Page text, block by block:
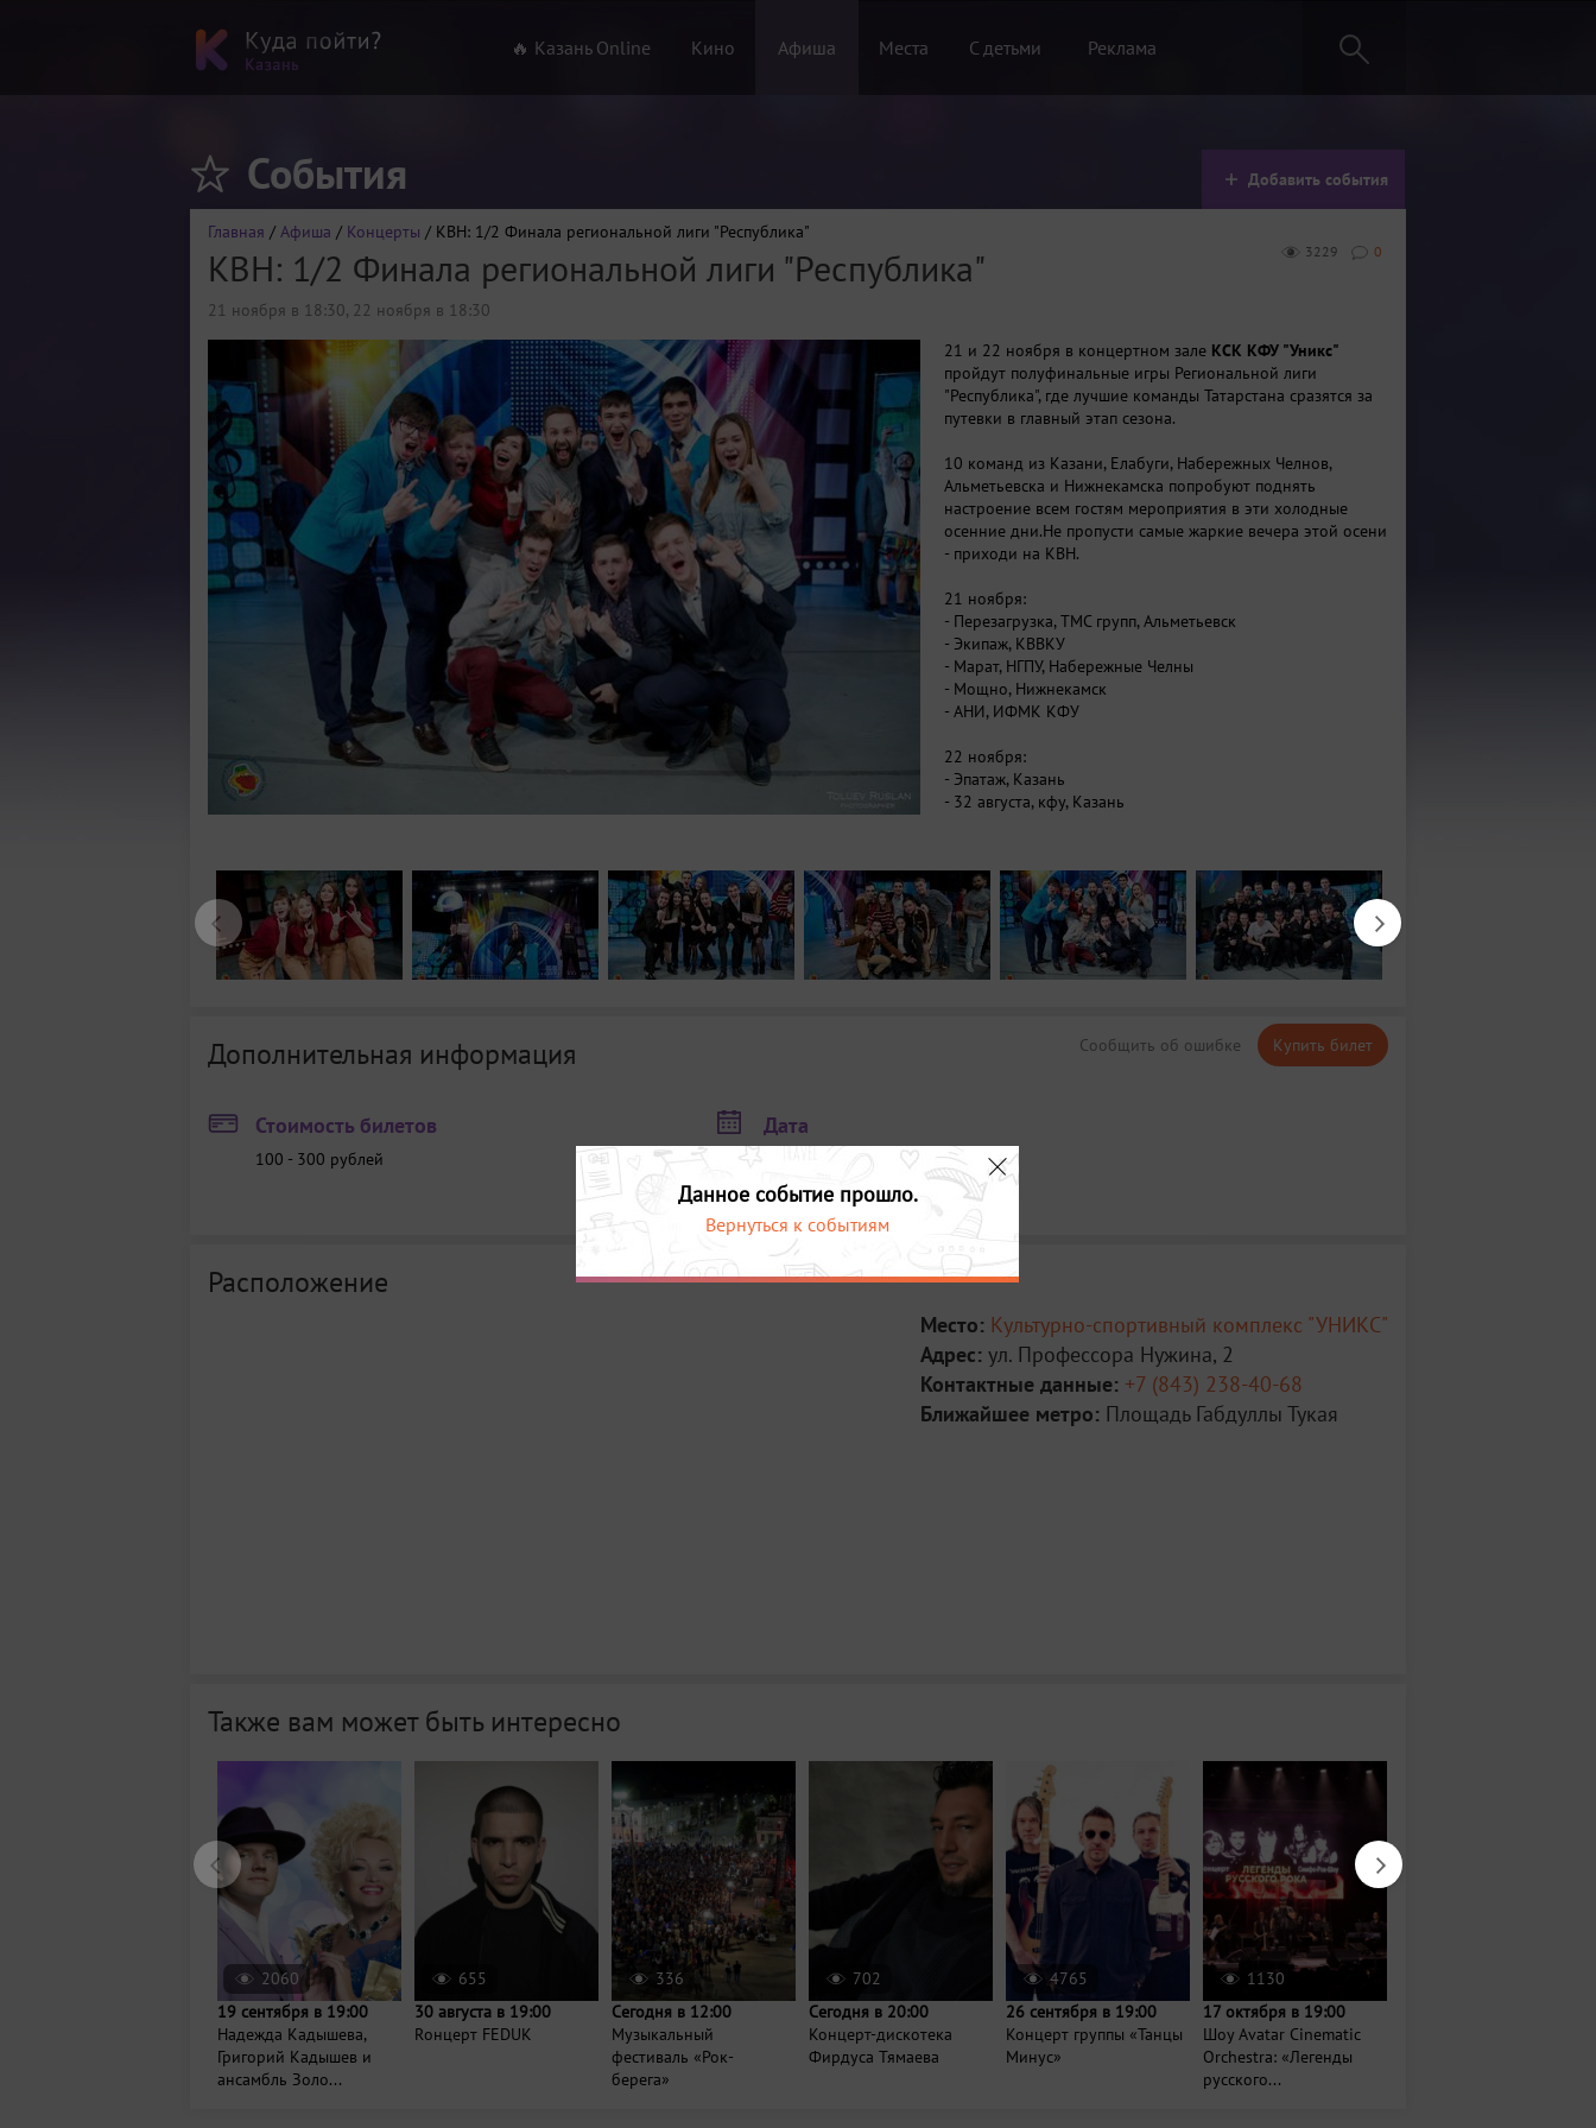
🔥 Казань Online Кино Афиша Места С детьми Реклама
События Добавить события
Главная / Афиша / Концерты / КВН: 1/2 Финала региональной лиги "Республика"
0
3229
КВН: 1/2 Финала региональной лиги "Республика"
21 ноября в 18:30, 22 ноября в 18:30
21 и 22 ноября в концертном зале КСК КФУ "Уникс"
пройдут полуфинальные игры Региональной лиги
"Республика", где лучшие команды Татарстана сразятся за
путевки в главный этап сезона.
10 команд из Казани, Елабуги, Набережных Челнов,
Альметьевска и Нижнекамска попробуют поднять
настроение всем гостям мероприятия в эти холодные
осенние дни.Не пропусти самые жаркие вечера этой осени
- приходи на КВН.
21 ноября:
- Перезагрузка, ТМС групп, Альметьевск
- Экипаж, КВВКУ
- Марат, НГПУ, Набережные Челны
- Мощно, Нижнекамск
- АНИ, ИФМК КФУ
22 ноября:
- Эпатаж, Казань
- 32 августа, кфу, Казань
- Система зажигания, Елабуга
Сообщить об ошибке Купить билет
Дополнительная информация
Стоимость билетов
100 - 300 рублей
Дата
21 ноября в 18:30
22 ноября в 18:30
Расположение
Место: Культурно-спортивный комплекс "УНИКС"
Адрес: ул. Профессора Нужина, 2
Контактные данные: +7 (843) 238-40-68
Ближайшее метро: Площадь Габдуллы Тукая
Также вам может быть интересно
2060
19 сентября в 19:00
Надежда Кадышева,
Григорий Кадышев и
ансамбль Золо...
655
30 августа в 19:00
Rонцерт FEDUK
336
Сегодня в 12:00
Музыкальный
фестиваль «Рок-
берега»
702
Сегодня в 20:00
Концерт-дискотека
Фирдуса Тямаева
4765
26 сентября в 19:00
Концерт группы «Танцы
Минус»
1130
17 октября в 19:00
Шоу Avatar Cinematic
Orchestra: «Легенды
русского...
Данное событие прошло.
Вернуться к событиям